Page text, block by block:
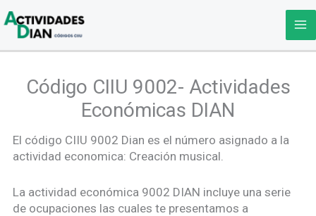
al
contenido
Código CIIU 9002- Actividades
Económicas DIAN
El código CIIU 9002 Dian es el número asignado a la
actividad economica: Creación musical.
La actividad económica 9002 DIAN incluye una serie
de ocupaciones las cuales te presentamos a